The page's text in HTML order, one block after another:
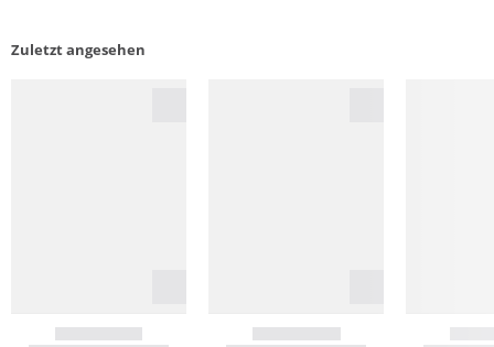
Zuletzt angesehen